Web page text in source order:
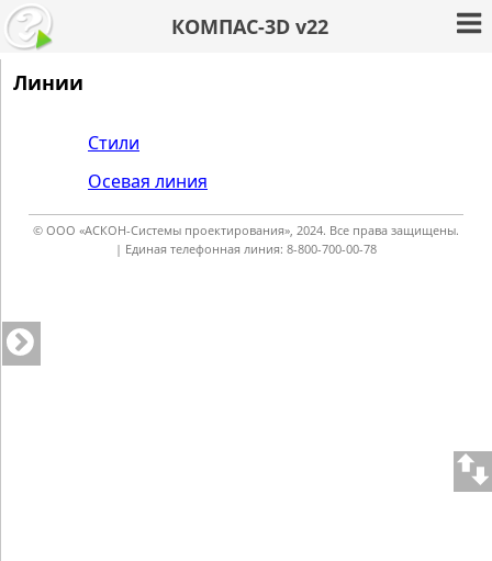
КОМПАС-3D v22
Линии
Стили
Осевая линия
© ООО «АСКОН-Системы проектирования», 2024. Все права защищены.
| Единая телефонная линия: 8-800-700-00-78